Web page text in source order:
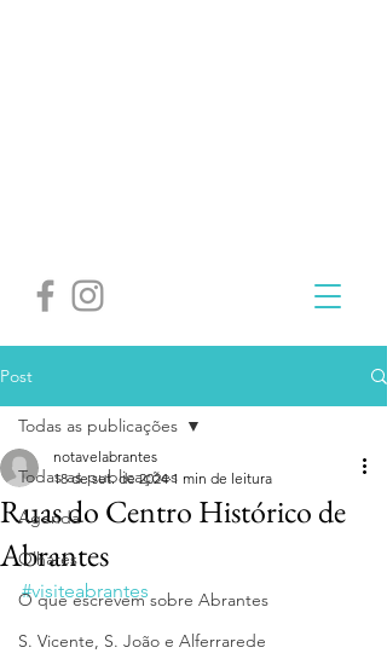
Post
Todas as publicações
Agenda
Olhares
O que escrevem sobre Abrantes
S. Vicente, S. João e Alferrarede
Todas as publicações
Ruas do Centro Histórico de
Abrantes
notavelabrantes
18 de set. de 2024 1 min de leitura
#visiteabrantes